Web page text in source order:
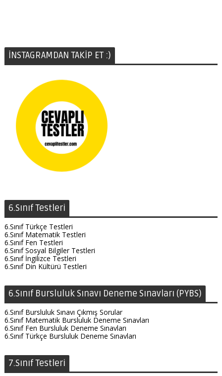
İNSTAGRAMDAN TAKİP ET :)
6.Sınıf Testleri
6.Sınıf Türkçe Testleri
6.Sınıf Matematik Testleri
6.Sınıf Fen Testleri
6.Sınıf Sosyal Bilgiler Testleri
6.Sınıf İngilizce Testleri
6.Sınıf Din Kültürü Testleri
6.Sınıf Bursluluk Sınavı Deneme Sınavları (PYBS)
6.Sınıf Bursluluk Sınavı Çıkmış Sorular
6.Sınıf Matematik Bursluluk Deneme Sınavları
6.Sınıf Fen Bursluluk Deneme Sınavları
6.Sınıf Türkçe Bursluluk Deneme Sınavları
7.Sınıf Testleri